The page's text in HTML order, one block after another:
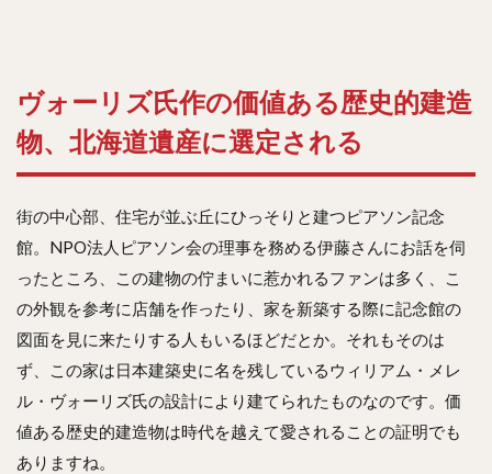
ヴォーリズ氏作の価値ある歴史的建造
物、北海道遺産に選定される
街の中心部、住宅が並ぶ丘にひっそりと建つピアソン記念
館。NPO法人ピアソン会の理事を務める伊藤さんにお話を伺
ったところ、この建物の佇まいに惹かれるファンは多く、こ
の外観を参考に店舗を作ったり、家を新築する際に記念館の
図面を見に来たりする人もいるほどだとか。それもそのは
ず、この家は日本建築史に名を残しているウィリアム・メレ
ル・ヴォーリズ氏の設計により建てられたものなのです。価
値ある歴史的建造物は時代を越えて愛されることの証明でも
ありますね。